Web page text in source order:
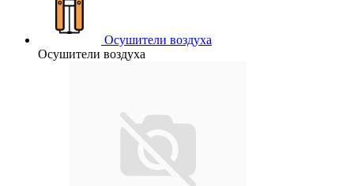
Осушители воздуха
Осушители воздуха